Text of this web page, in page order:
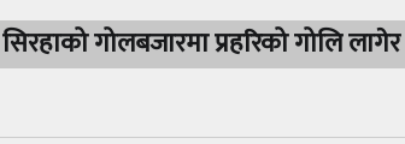
सिरहाको गोलबजारमा प्रहरिको गोलि